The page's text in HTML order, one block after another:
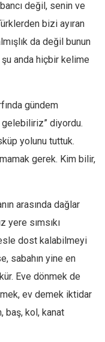
değil, senin ve
bizi ayıran
da değil bunun
anda hiçbir kelime
gündem
gelebiliriz” diyordu.
yolunu tuttuk.
gerek. Kim bilir,
arasında dağlar
yere sımsıkı
dost kalabilmeyi
sabahın yine en
Eve dönmek de
ev demek iktidar
baş, kol, kanat